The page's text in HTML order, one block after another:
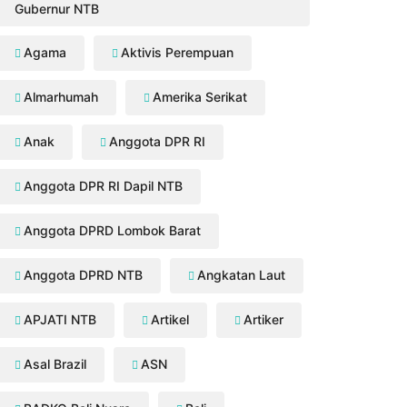
Gubernur NTB
Agama Aktivis Perempuan
Almarhumah Amerika Serikat
Anak Anggota DPR RI
Anggota DPR RI Dapil NTB
Anggota DPRD Lombok Barat
Anggota DPRD NTB Angkatan Laut
APJATI NTB Artikel Artiker
Asal Brazil ASN